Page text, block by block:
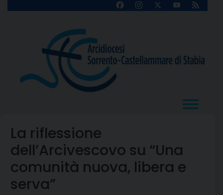
FacebookInstagram
X
YouTube
Feed
La riflessione
dell’Arcivescovo su “Una
comunità nuova, libera e
serva”